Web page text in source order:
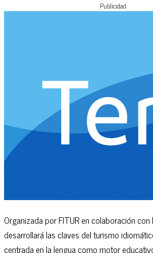
Publicidad
Organizada por FITUR en colaboración con
desarrollará las claves del turismo
centrada en la lengua como motor